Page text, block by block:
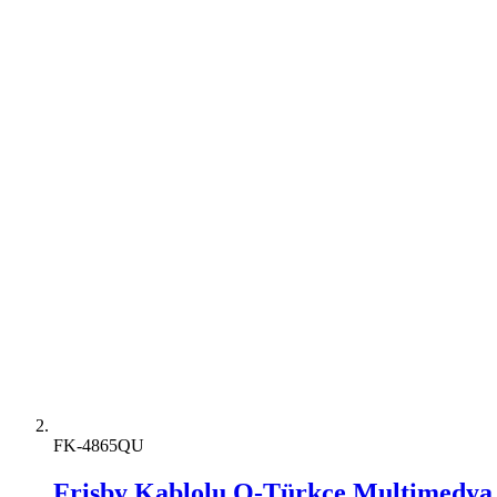
FK-4865QU